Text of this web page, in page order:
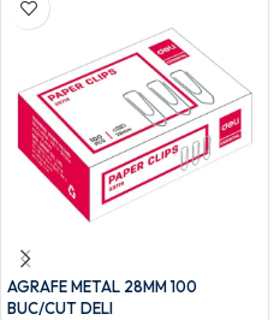
AGRAFE METAL 28MM 100
BUC/CUT DELI